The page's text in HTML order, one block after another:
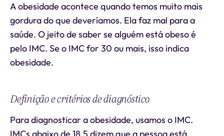
A obesidade acontece quando temos muito mais
gordura do que deveríamos. Ela faz mal para a
saúde. O jeito de saber se alguém está obeso é
pelo IMC. Se o IMC for 30 ou mais, isso indica
obesidade.
Definição e critérios de diagnóstico
Para diagnosticar a obesidade, usamos o IMC.